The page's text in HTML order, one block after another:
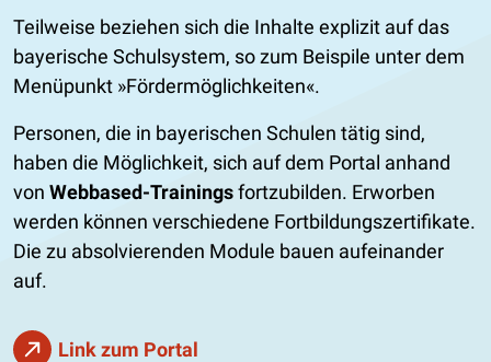
Teilweise beziehen sich die Inhalte explizit auf das
bayerische Schulsystem, so zum Beispile unter dem
Menüpunkt »Fördermöglichkeiten«.
Personen, die in bayerischen Schulen tätig sind,
haben die Möglichkeit, sich auf dem Portal anhand
von Webbased-Trainingsfortzubilden. Erworben
werden können verschiedene Fortbildungszertifikate.
Die zu absolvierenden Module bauen aufeinander
auf.
Link zum Portal